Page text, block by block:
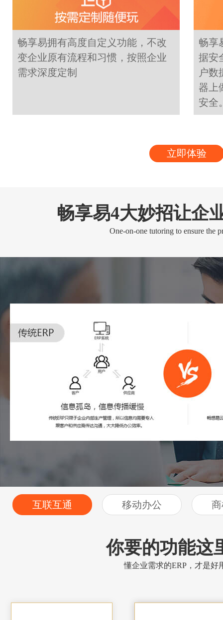
畅享易拥有高度自定义功能，不改
变企业原有流程和习惯，按照企业
需求深度定制
畅享
据安
户数
器上
安全
立即体验
畅享易4大妙招让企
One-on-one tutoring to ensure the
互联互通 移动办公
你要的功能这
懂企业需求的ERP，才是好